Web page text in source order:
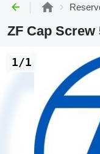
ZF Cap Screw
1/1